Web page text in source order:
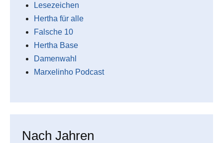
Lesezeichen
Hertha für alle
Falsche 10
Hertha Base
Damenwahl
Marxelinho Podcast
Nach Jahren